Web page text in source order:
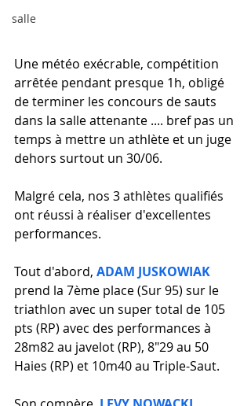
salle
Une météo exécrable, compétition
arrêtée pendant presque 1h, obligé
de terminer les concours de sauts
dans la salle attenante .... bref pas un
temps à mettre un athlète et un juge
dehors surtout un 30/06.
Malgré cela, nos 3 athlètes qualifiés
ont réussi à réaliser d'excellentes
performances.
Tout d'abord, ADAM JUSKOWIAK
prend la 7ème place (Sur 95) sur le
triathlon avec un super total de 105
pts (RP) avec des performances à
28m82 au javelot (RP), 8"29 au 50
Haies (RP) et 10m40 au Triple-Saut.